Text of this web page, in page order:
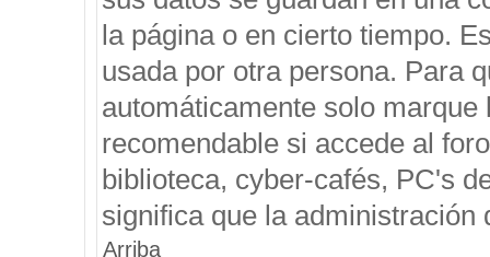
la página o en cierto tiempo.
usada por otra persona. Para
automáticamente solo
recomendable si accede al
biblioteca, cyber-cafés, PC's
significa que la administración
Arriba